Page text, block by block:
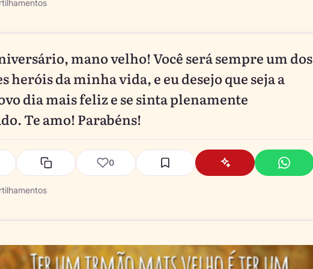
mano velho! Você será sempre um dos
heróis da minha vida, e eu desejo que seja a
dia mais feliz e se sinta plenamente
Te amo! Parabéns!
0